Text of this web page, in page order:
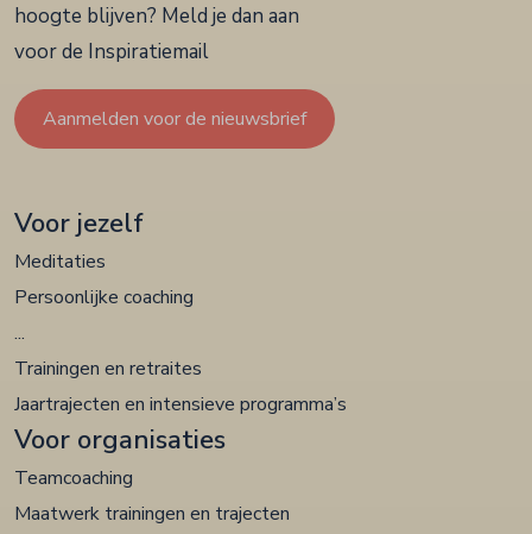
hoogte blijven? Meld je dan aan
voor de Inspiratiemail
Aanmelden voor de nieuwsbrief
Voor jezelf
Meditaties
Persoonlijke coaching
...
Trainingen en retraites
Jaartrajecten en intensieve programma’s
Voor organisaties
Teamcoaching
Maatwerk trainingen en trajecten